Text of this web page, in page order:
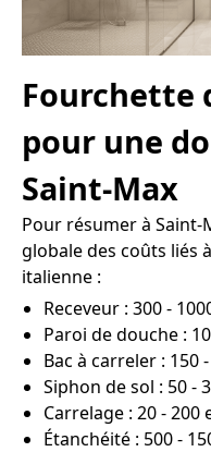
Fourchette
pour une
Saint-Max
Pour résumer à
globale des coûts liés
italienne :
Receveur : 300 -
Paroi de douche :
Bac à carreler : 150
Siphon de sol : 50 -
Carrelage : 20 - 200
Étanchéité : 500 -